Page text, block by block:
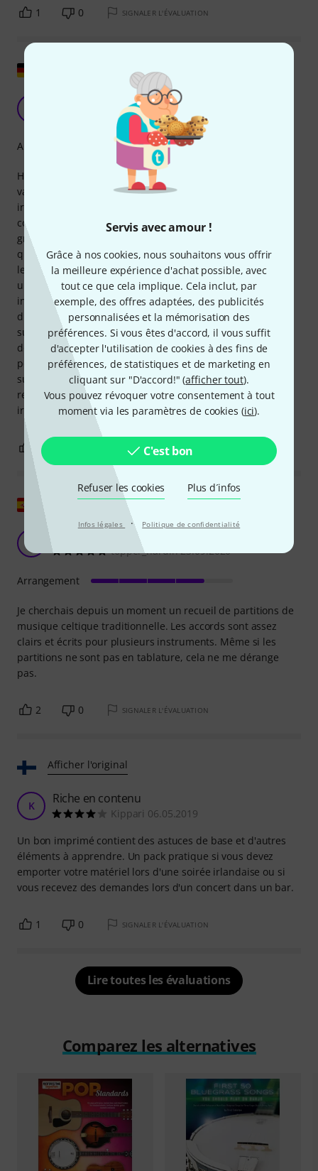
Servis avec amour !
Grâce à nos cookies, nous souhaitons vous offrir
la meilleure expérience d'achat possible, avec
tout ce que cela implique. Cela inclut, par
exemple, des offres adaptées, des publicités
personnalisées et la mémorisation des
préférences. Si vous êtes d'accord, il vous suffit
d'accepter l'utilisation de cookies à des fins de
préférences, de statistiques et de marketing en
cliquant sur "D'accord!" (afficher tout).
Vous pouvez révoquer votre consentement à tout
moment via les paramètres de cookies (ici).
C'est bon
Refuser les cookies Plus d´infos
Infos légales · Politique de confidentialité
1 0 SIGNALER L'ÉVALUATION
Très bon, avec quelques petites déductions.
Uwe119 08.06.2020
Hal Leonard Celtic Songs: Strum Together propose une
vaste sélection de chansons folkloriques (principalement)
irlandaises. J'apprécie particulièrement le fait que les
couplets soient écrits sous la partition ; cela facilite
grandement l'apprentissage des chansons, surtout celles
que l'on ne connaît pas. Autre atout : à l'ouverture du livre,
les accords pour les différents instruments (guitare,
ukulélé, ukulélé baryton, banjo, mandoline) sont toujours
indiqués sur la page de gauche, et la chanson sur celle de
droite. Ainsi, un simple coup d'œil à la page de gauche
suffit pour retrouver un accord. Les accords de banjo sont
donnés pour un accordage en sol ouvert. Malgré tous ces
points positifs, voici mon bémol : j'espérais trouver des
suggestions de rythmes d'accompagnement. Je
recommande ce livre à tous les amateurs de musique
irlandaise et de bière irlandaise !
Arrangement
SIGNALER L'ÉVALUATION
Afficher l'original
topper_hardin 23.09.2020
Je cherchais depuis un moment un recueil de partitions de
musique celtique traditionnelle. Les accords sont assez
clairs et écrits pour plusieurs instruments. Même si les
partitions ne sont pas en tablature, cela ne me dérange
pas.
Arrangement
2 0 SIGNALER L'ÉVALUATION
Afficher l'original
K Riche en contenu
Kippari 06.05.2019
Un bon imprimé contient des astuces de base et d'autres
éléments à apprendre. Un pack pratique si vous devez
emporter votre matériel lors d'une soirée irlandaise ou si
vous recevez des demandes lors d'un concert dans un bar.
1 0 SIGNALER L'ÉVALUATION
Lire toutes les évaluations
Comparez les alternatives